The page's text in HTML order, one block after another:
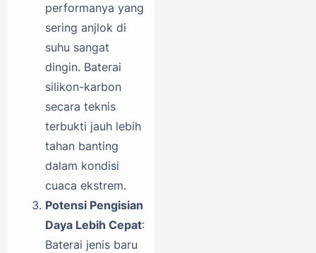
performanya yang
sering anjlok di
suhu sangat
dingin. Baterai
silikon-karbon
secara teknis
terbukti jauh lebih
tahan banting
dalam kondisi
cuaca ekstrem.
Potensi Pengisian
Daya Lebih Cepat:
Baterai jenis baru